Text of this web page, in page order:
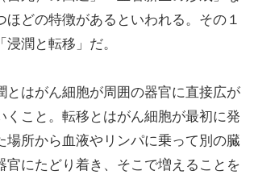
ほどの特徴があるといわれる。その１
浸潤と転移」だ。
はがん細胞が周囲の器官に直接広が
くこと。転移とはがん細胞が最初に発
場所から血液やリンパに乗って別の臓
官にたどり着き、そこで増えることを